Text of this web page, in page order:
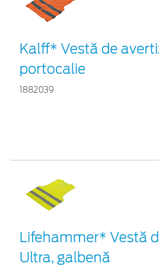
Kalff* Vestă de
portocalie
1882039
Lifehammer* Vestă
Ultra, galbenă